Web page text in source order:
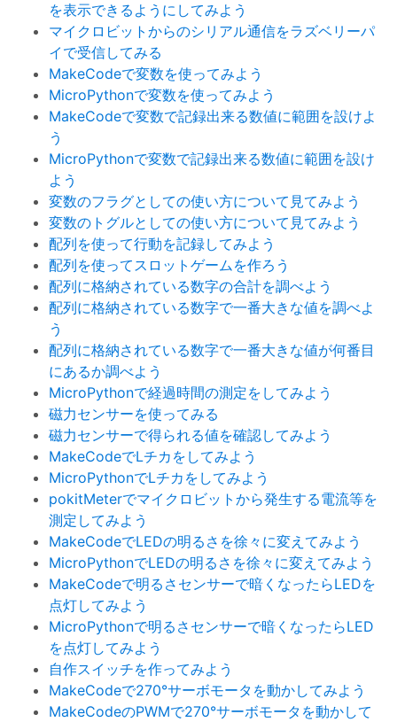
を表示できるようにしてみよう
マイクロビットからのシリアル通信をラズベリーパ
イで受信してみる
MakeCodeで変数を使ってみよう
MicroPythonで変数を使ってみよう
MakeCodeで変数で記録出来る数値に範囲を設けよ
う
MicroPythonで変数で記録出来る数値に範囲を設け
よう
変数のフラグとしての使い方について見てみよう
変数のトグルとしての使い方について見てみよう
配列を使って行動を記録してみよう
配列を使ってスロットゲームを作ろう
配列に格納されている数字の合計を調べよう
配列に格納されている数字で一番大きな値を調べよ
う
配列に格納されている数字で一番大きな値が何番目
にあるか調べよう
MicroPythonで経過時間の測定をしてみよう
磁力センサーを使ってみる
磁力センサーで得られる値を確認してみよう
MakeCodeでLチカをしてみよう
MicroPythonでLチカをしてみよう
pokitMeterでマイクロビットから発生する電流等を
測定してみよう
MakeCodeでLEDの明るさを徐々に変えてみよう
MicroPythonでLEDの明るさを徐々に変えてみよう
MakeCodeで明るさセンサーで暗くなったらLEDを
点灯してみよう
MicroPythonで明るさセンサーで暗くなったらLED
を点灯してみよう
自作スイッチを作ってみよう
MakeCodeで270°サーボモータを動かしてみよう
MakeCodeのPWMで270°サーボモータを動かして